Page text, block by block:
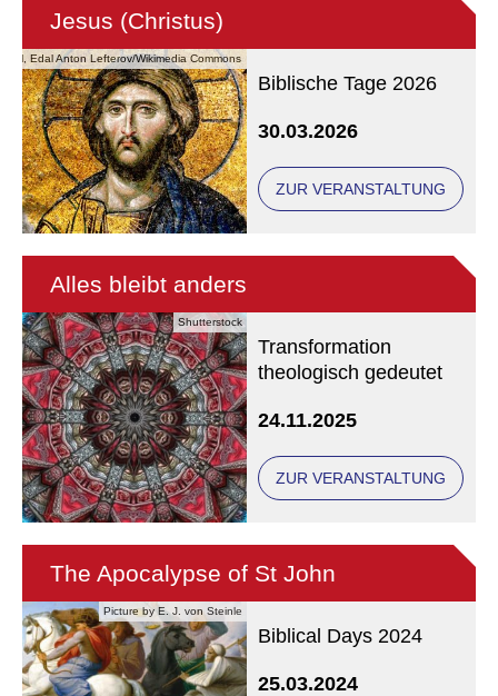
Edal Anton Lefterov/Wikimedia Commons
Jesus (Christus)
Biblische Tage 2026
30.03.2026
ZUR VERANSTALTUNG
Shutterstock
Alles bleibt anders
Transformation
theologisch gedeutet
24.11.2025
ZUR VERANSTALTUNG
Picture by E. J. von Steinle
The Apocalypse of St John
Biblical Days 2024
25.03.2024